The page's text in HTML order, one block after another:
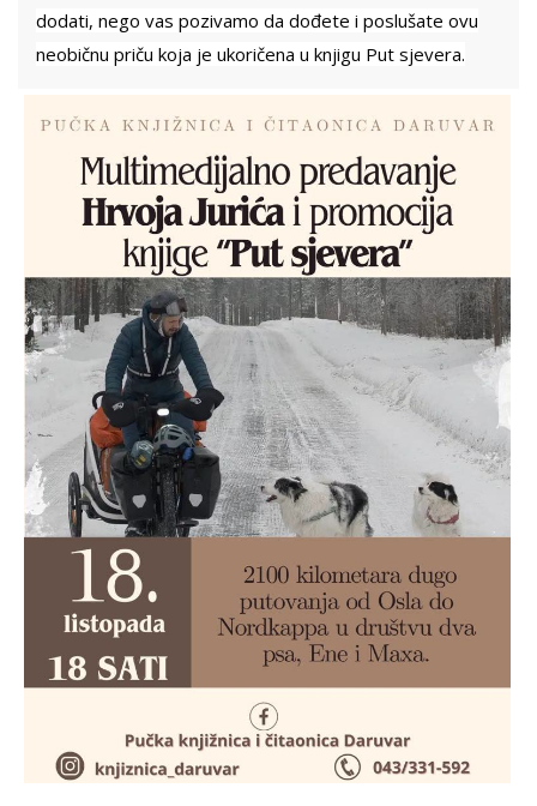
dodati, nego vas pozivamo da dođete i poslušate ovu
neobičnu priču koja je ukoričena u knjigu Put sjevera.